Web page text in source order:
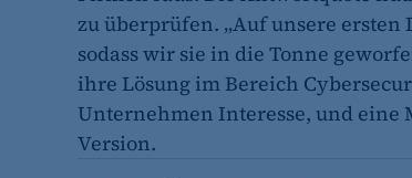
fe_typo_user
fe_typo_user
CMS TYPO3
zu überprüfen. „Auf unsere ersten
sodass wir sie in die Tonne
ihre Lösung im Bereich
Unternehmen Interesse, und eine
Version.